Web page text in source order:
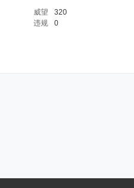
威望
320
违规
0